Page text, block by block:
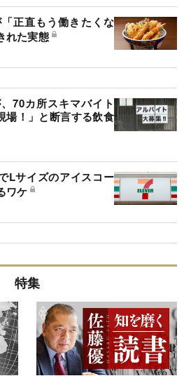
正直もう働きたくな
れた実態
70カ所スキマバイト
場！」と断言する飲食
Lサイズのアイスコー
ワケ
特集